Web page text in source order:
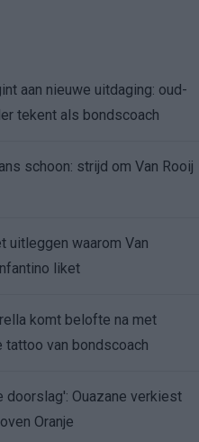
aan nieuwe uitdaging: oud-
tekent als bondscoach
schoon: strijd om Van Rooij
uitleggen waarom Van
liket
komt belofte na met
tattoo van bondscoach
doorslag': Ouazane verkiest
Oranje